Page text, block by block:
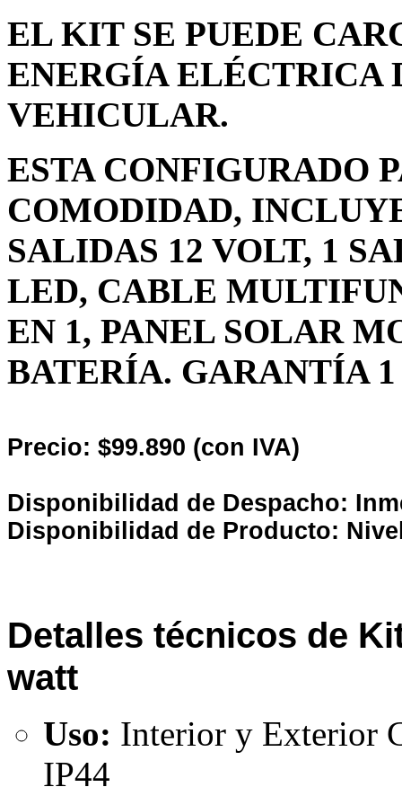
EL KIT SE PUEDE
ENERGÍA
VEHICULAR.
ESTA CONFIGURADO
COMODIDAD,
SALIDAS 12 VOLT, 1
LED, CABLE
EN 1, PANEL SOLAR
BATERÍA. GARANTÍA 1
Precio: $99.890 (con IVA)
Disponibilidad de Despacho:
Disponibilidad de Producto:
Detalles técnicos de
watt
Uso: Interior y Exterior
IP44